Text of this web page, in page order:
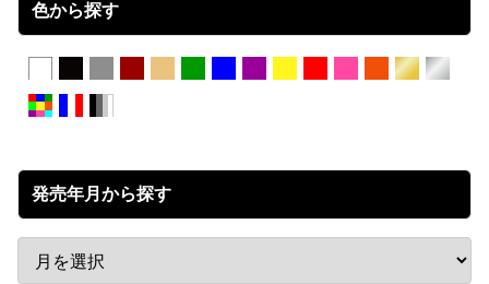
色から探す
発売年月から探す